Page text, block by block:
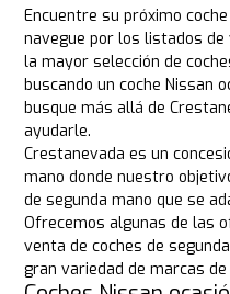
Encuentre su próximo
navegue por los listados
la mayor selección de
buscando un coche Nissan
busque más allá de
ayudarle.
Crestanevada es un
mano donde nuestro
de segunda mano que se
Ofrecemos algunas de las
venta de coches de
gran variedad de marcas de